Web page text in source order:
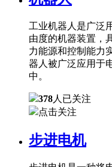
工业机器人是广泛
由度的机器装置，
力能源和控制能力
器人被广泛应用于
中。
378人已关注
点击关注
步进电机